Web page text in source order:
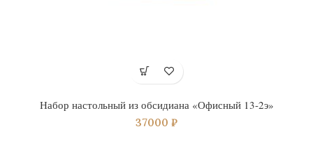
Набор настольный из обсидиана «Офисный 13-2э»
37000 ₽